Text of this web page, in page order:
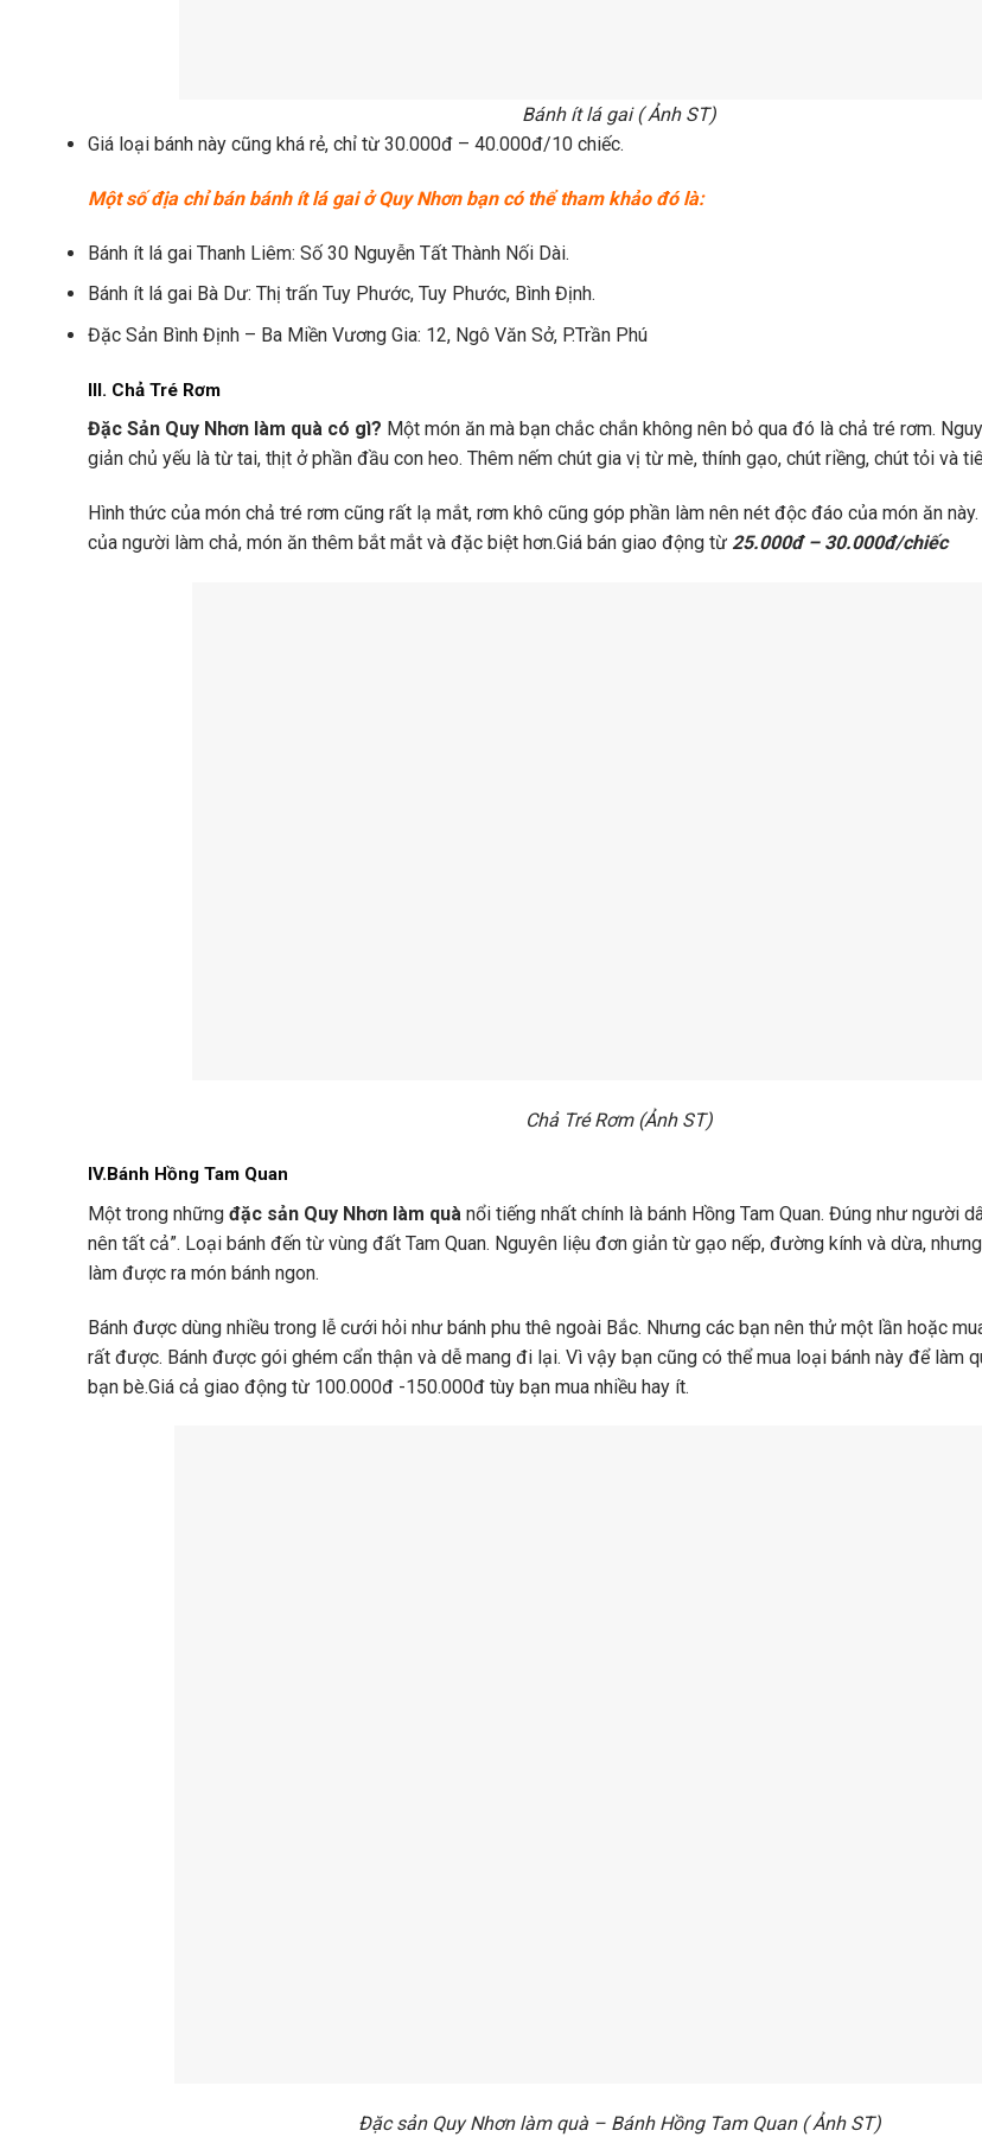
Bánh ít lá gai ( Ảnh ST)
Giá loại bánh này cũng khá rẻ, chỉ từ 30.000đ – 40.000đ/10 chiếc.
Một số địa chỉ bán bánh ít lá gai ở Quy Nhơn bạn có thể tham khảo đó là:
Bánh ít lá gai Thanh Liêm: Số 30 Nguyễn Tất Thành Nối Dài.
Bánh ít lá gai Bà Dư: Thị trấn Tuy Phước, Tuy Phước, Bình Định.
Đặc Sản Bình Định – Ba Miền Vương Gia: 12, Ngô Văn Sở, P.Trần Phú
III. Chả Tré Rơm
Đặc Sản Quy Nhơn làm quà có gì? Một món ăn mà bạn chắc chắn không nên bỏ qua đó là chả tré rơm.
giản chủ yếu là từ tai, thịt ở phần đầu con heo. Thêm nếm chút gia vị từ mè, thính gạo, chút riềng, chút tỏi và
Hình thức của món chả tré rơm cũng rất lạ mắt, rơm khô cũng góp phần làm nên nét độc đáo của món ăn
của người làm chả, món ăn thêm bắt mắt và đặc biệt hơn.Giá bán giao động từ 25.000đ – 30.000đ/chiếc
Chả Tré Rơm (Ảnh ST)
IV.Bánh Hồng Tam Quan
Một trong những đặc sản Quy Nhơn làm quà nổi tiếng nhất chính là bánh Hồng Tam Quan. Đúng như người
nên tất cả”. Loại bánh đến từ vùng đất Tam Quan. Nguyên liệu đơn giản từ gạo nếp, đường kính và dừa,
làm được ra món bánh ngon.
Bánh được dùng nhiều trong lễ cưới hỏi như bánh phu thê ngoài Bắc. Nhưng các bạn nên thử một lần hoặc
rất được. Bánh được gói ghém cẩn thận và dễ mang đi lại. Vì vậy bạn cũng có thể mua loại bánh này để làm
bạn bè.Giá cả giao động từ 100.000đ -150.000đ tùy bạn mua nhiều hay ít.
Đặc sản Quy Nhơn làm quà – Bánh Hồng Tam Quan ( Ảnh ST)